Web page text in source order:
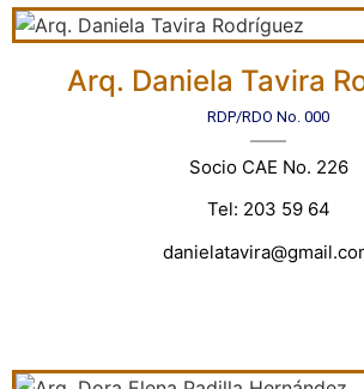
Arq. Daniela Tavira
RDP/RDO No. 000
Socio CAE No. 226
Tel: 203 59 64